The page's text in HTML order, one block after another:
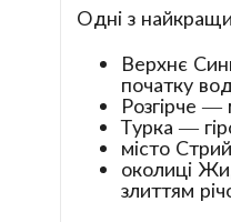
Одні з
Верхнє
початку
Розгірче —
Турка —
місто
околиці
злиттям